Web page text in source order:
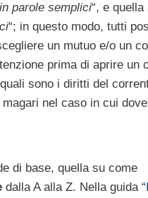
parole semplici“, e quella
“; in questo modo, tutti
un mutuo e/o un
prima di aprire un
sono i diritti del
nel caso in cui
di base, quella su come
dalla A alla Z. Nella guida “